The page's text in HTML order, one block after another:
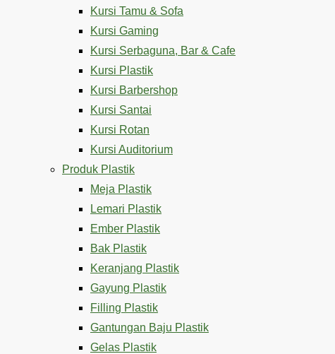
Kursi Tamu & Sofa
Kursi Gaming
Kursi Serbaguna, Bar & Cafe
Kursi Plastik
Kursi Barbershop
Kursi Santai
Kursi Rotan
Kursi Auditorium
Produk Plastik
Meja Plastik
Lemari Plastik
Ember Plastik
Bak Plastik
Keranjang Plastik
Gayung Plastik
Filling Plastik
Gantungan Baju Plastik
Gelas Plastik